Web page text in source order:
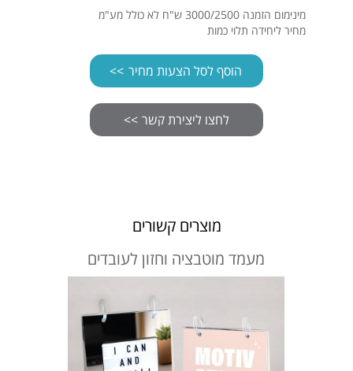
מינימום הזמנה 3000/2500 ש"ח לא כולל מע"מ
מחיר ליחידה תלוי כמות
הוסף לסל הצעות מחיר
מוצרים קשורים
וחזון לעובדים
פד לעכבר דגם PK2016